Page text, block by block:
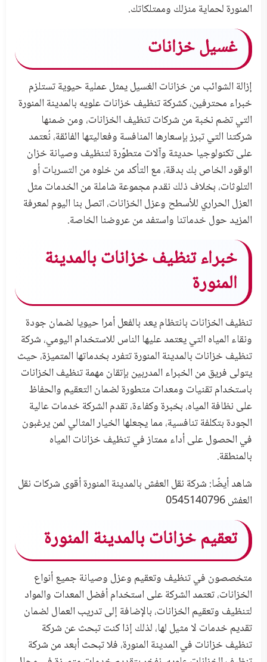
المنورة لحماية منزلك وممتلكاتك.
غسيل خزانات
إزالة الشوائب من خزانات الغسيل يمثل عملية حيوية تستلزم
خبراء محترفين، كشركة تنظيف خزانات علويه بالمدينة المنورة
التي تضم نخبة من شركات تنظيف الخزانات، ومن ضمنها
شركتنا التي تبرز بإسعارها المنافسة وفعاليتها الفائقة، نُعتمد
على تكنولوجيا حديثة وآلات متطوّرة لتنظيف وصيانة خزان
الوقود الخاص بك بدقة، مع التأكد من خلوه من التسربات أو
التلوثات، بخلاف ذلك نقدم مجموعة شاملة من الخدمات مثل
العزل الحراري للأسطح وعزل الخزانات، اتصل بنا اليوم لمعرفة
المزيد حول خدماتنا واستفد من عروضنا الخاصة.
خبراء تنظيف خزانات بالمدينة
المنورة
تنظيف الخزانات بانتظام يعد بالفعل أمرا حيويا لضمان جودة
ونقاء المياه التي يعتمد عليها الناس للاستخدام اليومي، شركة
تنظيف خزانات بالمدينة المنورة تتفرد بخدماتها المتميزة، حيث
يتولى فريق من الخبراء المدربين بإتقان مهمة تنظيف الخزانات
باستخدام تقنيات ومعدات متطورة لضمان التعقيم والحفاظ
على نظافة المياه، بخبرة وكفاءة، تقدم الشركة خدمات عالية
الجودة بتكلفة تنافسية، مما يجعلها الخيار المثالي لمن يرغبون
في الحصول على أداء ممتاز في تنظيف خزانات المياه
بالمنطقة.
شاهد أيضًا: شركة نقل العفش بالمدينة المنورة أقوى شركات نقل
العفش 0545140796
تعقيم خزانات بالمدينة المنورة
متخصصون في تنظيف وتعقيم وعزل وصيانة جميع أنواع
الخزانات، تعتمد الشركة على استخدام أفضل المعدات والمواد
لتنظيف وتعقيم الخزانات، بالإضافة إلى تدريب العمال لضمان
تقديم خدمات لا مثيل لها، لذلك إذا كنت تبحث عن شركة
تنظيف خزانات في المدينة المنورة، فلا تبحث أبعد من شركة